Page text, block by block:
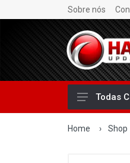
Sobre nós
Todas
Home › Shop